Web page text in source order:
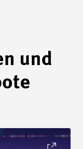
und
mit Microsoft 365»